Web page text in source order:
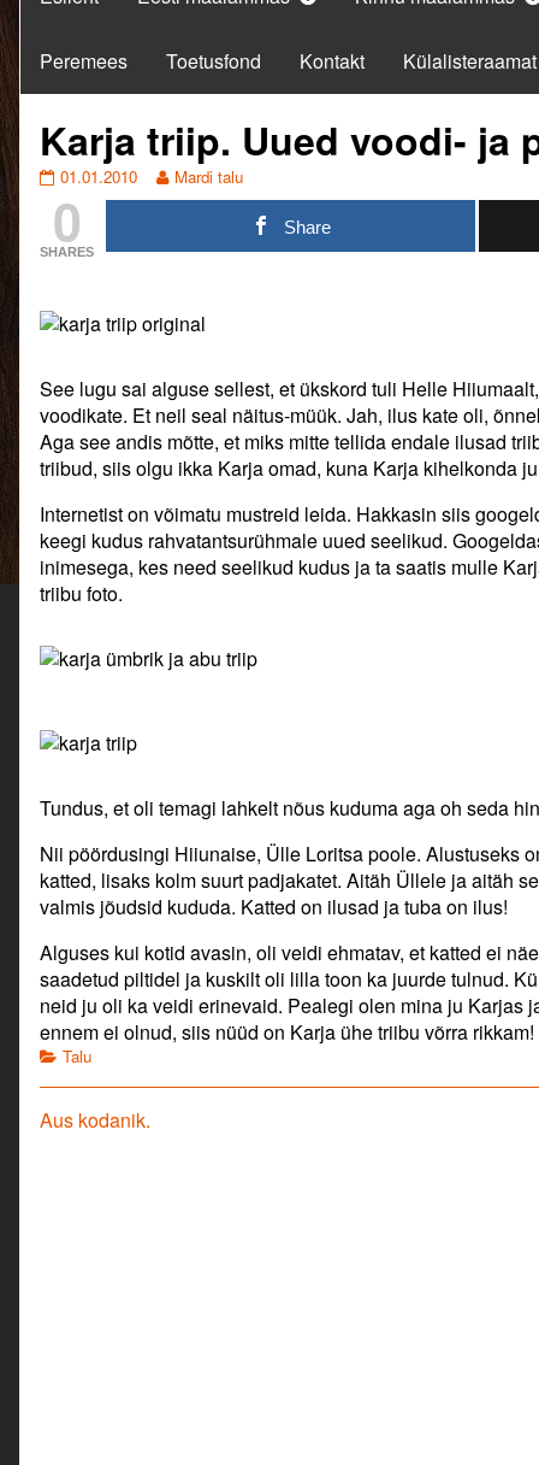
Peremees Toetusfond Kontakt Külalisteraamat
Karja triip. Uued voodi- ja
Karja
Uued
voodi-
ja
on
01.01.2010
Read
more
Karja
voodi-
ja
padjakatted.,
Mardi talu
0
SHARES
Share
See lugu sai alguse sellest, et ükskord tuli Helle
voodikate. Et neil seal näitus-müük. Jah, ilus kate oli,
Aga see andis mõtte, et miks mitte tellida endale ilusad
triibud, siis olgu ikka Karja omad, kuna Karja kihelkonda
Internetist on võimatu mustreid leida. Hakkasin siis
keegi kudus rahvatantsurühmale uued seelikud.
inimesega, kes need seelikud kudus ja ta saatis mulle
triibu foto.
Tundus, et oli temagi lahkelt nõus kuduma aga oh seda
Nii pöördusingi Hiiunaise, Ülle Loritsa poole. Alustuseks
katted, lisaks kolm suurt padjakatet. Aitäh Üllele ja aitäh
valmis jõudsid kududa. Katted on ilusad ja tuba on ilus!
Alguses kui kotid avasin, oli veidi ehmatav, et katted ei
saadetud piltidel ja kuskilt oli lilla toon ka juurde tulnud.
neid ju oli ka veidi erinevaid. Pealegi olen mina ju Karjas
ennem ei olnud, siis nüüd on Karja ühe triibu võrra rikkam!
Categories
Talu
Navigeerimine
Previous
Aus kodanik.